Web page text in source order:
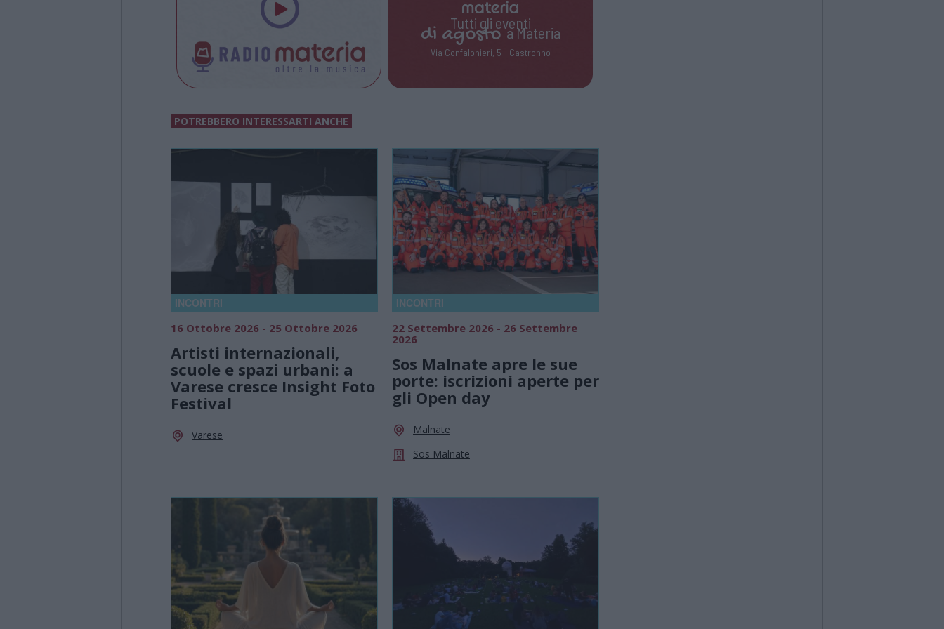
Tutti gli eventi
di agostoa Materia
Via Confalonieri, 5 - Castronno
POTREBBERO INTERESSARTI ANCHE
INCONTRI
16 Ottobre 2026 - 25 Ottobre 2026
Artisti internazionali,
scuole e spazi urbani: a
Varese cresce Insight Foto
Festival
Varese
INCONTRI
22 Settembre 2026 - 26 Settembre
2026
Sos Malnate apre le sue
porte: iscrizioni aperte per
gli Open day
Malnate
Sos Malnate